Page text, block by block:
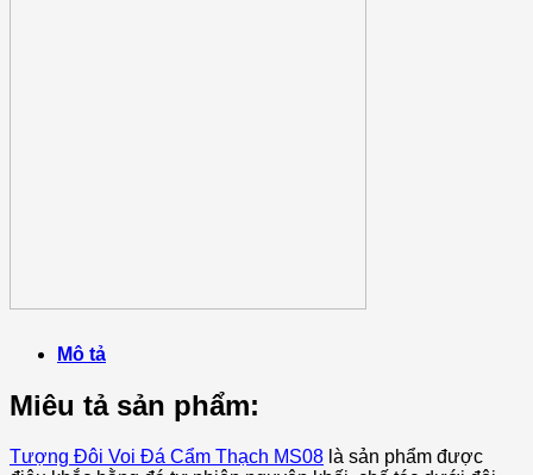
Mô tả
Miêu tả sản phẩm:
Tượng Đôi Voi Đá Cẩm Thạch MS08 là sản phẩm được